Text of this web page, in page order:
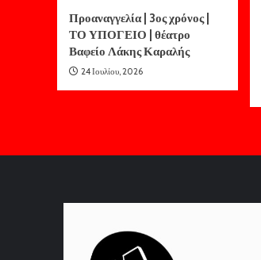
Προαναγγελία | 3ος χρόνος |
ΤΟ ΥΠΟΓΕΙΟ | θέατρο
Βαφείο Λάκης Καραλής
24 Ιουλίου, 2026